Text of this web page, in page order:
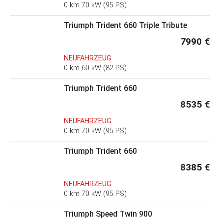
0 km 70 kW (95 PS)
Triumph Trident 660 Triple Tribute
7990 €
NEUFAHRZEUG
0 km 60 kW (82 PS)
Triumph Trident 660
8535 €
NEUFAHRZEUG
0 km 70 kW (95 PS)
Triumph Trident 660
8385 €
NEUFAHRZEUG
0 km 70 kW (95 PS)
Triumph Speed Twin 900